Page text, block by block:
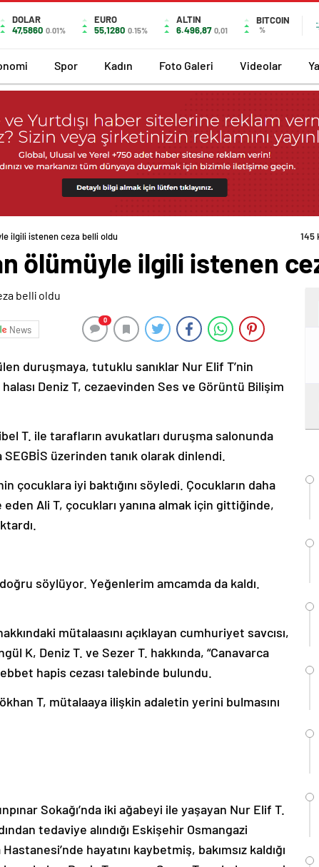
DOLAR
47,5860 0.01%
EURO
55,1280 0.15%
ALTIN
6.496,87 0,01
BITCOIN
%
Spor Kadın Foto Galeri Videolar
ilgili istenen ceza belli oldu 145
ölümüyle ilgili istenen
News
0
duruşmaya, tutuklu sanıklar Nur Elif T’nin
Deniz T, cezaevinden Ses ve Görüntü Bilişim
T. ile tarafların avukatları duruşma salonunda
SEGBİS üzerinden tanık olarak dinlendi.
çocuklara iyi baktığını söyledi. Çocukların daha
eden Ali T, çocukları yanına almak için gittiğinde,
söylüyor. Yeğenlerim amcamda da kaldı.
mütalaasını açıklayan cumhuriyet savcısı,
K, Deniz T. ve Sezer T. hakkında, “Canavarca
hapis cezası talebinde bulundu.
T, mütalaaya ilişkin adaletin yerini bulmasını
Sokağı’nda iki ağabeyi ile yaşayan Nur Elif T.
tedaviye alındığı Eskişehir Osmangazi
hayatını kaybetmiş, bakımsız kaldığı